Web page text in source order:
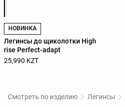
НОВИНКА
Легинсы до щиколотки High
rise Perfect-adapt
25,990 KZT
Смотреть по изделию Легинсы